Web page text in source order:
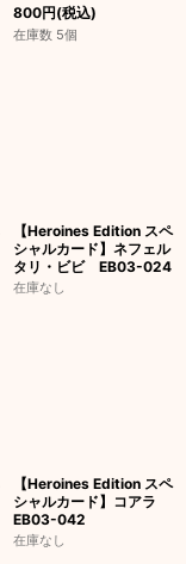
800円(税込)
在庫数 5個
【Heroines Edition スペ
シャルカード】ネフェル
タリ・ビビ EB03-024
在庫なし
【Heroines Edition スペ
シャルカード】コアラ
EB03-042
在庫なし